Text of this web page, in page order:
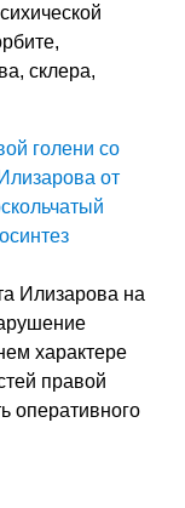
склера,
голени со
от
Илизарова на
характере
правой
оперативного